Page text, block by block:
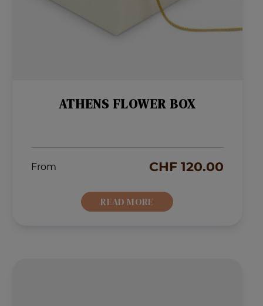
ATHENS FLOWER BOX
From CHF120.00
READ MORE